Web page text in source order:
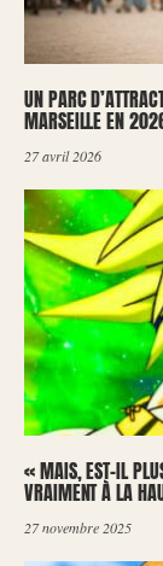
UN PARC
MARSEILLE EN
27 avril 2026
« MAIS, EST-IL
VRAIMENT À LA
27 novembre 2025